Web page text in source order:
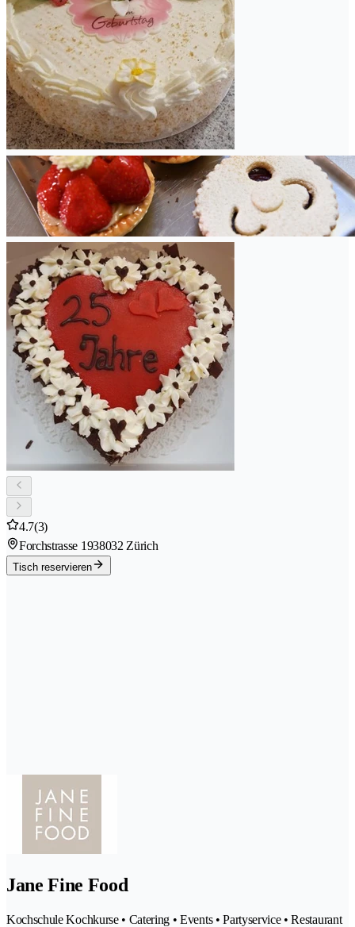
4.7(3)
Forchstrasse 1938032 Zürich
Tisch reservieren
Jane Fine Food
Kochschule Kochkurse • Catering • Events • Partyservice • Restaurant